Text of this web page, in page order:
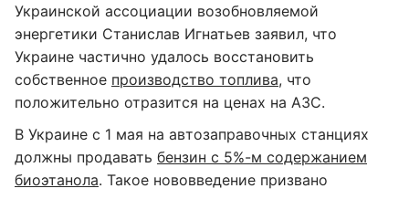
Украинской ассоциации возобновляемой
энергетики Станислав Игнатьев заявил, что
Украине частично удалось восстановить
собственное производство топлива, что
положительно отразится на ценах на АЗС.
В Украине с 1 мая на автозаправочных станциях
должны продавать бензин с 5%-м содержанием
биоэтанола. Такое нововведение призвано